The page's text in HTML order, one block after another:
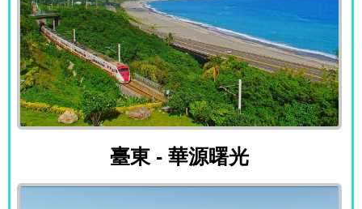
臺東 - 華源曙光
臺東 - 華源曙光